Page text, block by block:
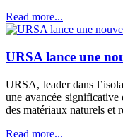
Read more...
URSA lance une
URSA, leader dans
une avancée significative
des matériaux naturels et
Read more...